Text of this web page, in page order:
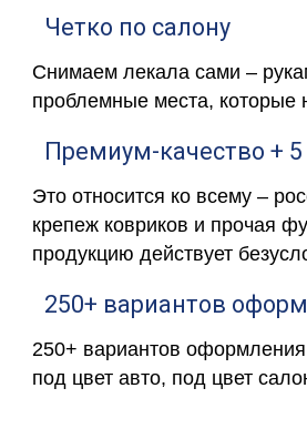
Четко по салону
Снимаем лекала сами –
проблемные места, которые
Премиум-качество + 5
Это относится ко всему –
крепеж ковриков и прочая
продукцию действует
250+ вариантов
250+ вариантов
под цвет авто, под цвет